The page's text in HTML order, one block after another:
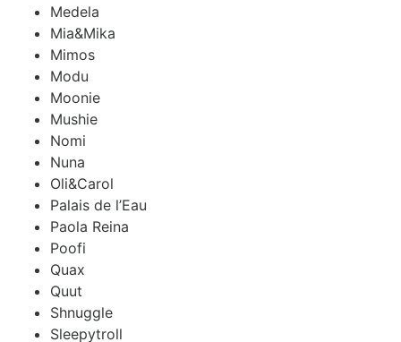
Medela
Mia&Mika
Mimos
Modu
Moonie
Mushie
Nomi
Nuna
Oli&Carol
Palais de l’Eau
Paola Reina
Poofi
Quax
Quut
Shnuggle
Sleepytroll